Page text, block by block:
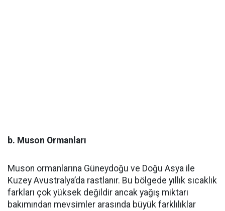
b. Muson Ormanları
Muson ormanlarına Güneydoğu ve Doğu Asya ile
Kuzey Avustralya’da rastlanır. Bu bölgede yıllık sıcaklık
farkları çok yüksek değildir ancak yağış miktarı
bakımından mevsimler arasında büyük farklılıklar